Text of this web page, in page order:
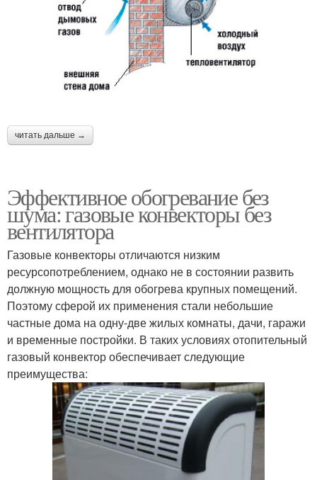
читать дальше →
Эффективное обогревание без
шума: газовые конвекторы без
вентилятора
Газовые конвекторы отличаются низким
ресурсопотреблением, однако не в состоянии развить
должную мощность для обогрева крупных помещений.
Поэтому сферой их применения стали небольшие
частные дома на одну-две жилых комнаты, дачи, гаражи
и временные постройки. В таких условиях отопительный
газовый конвектор обеспечивает следующие
преимущества: